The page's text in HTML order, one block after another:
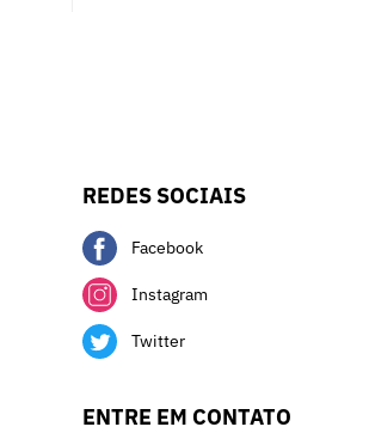
REDES SOCIAIS
Facebook
Instagram
Twitter
ENTRE EM CONTATO